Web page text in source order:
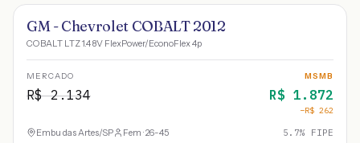
GM - Chevrolet COBALT 2012
COBALT LTZ 1.4 8V FlexPower/EconoFlex 4p
MERCADO
R$2.134
MSMB
R$ 1.872
−R$ 262
Embu das Artes/SP Fem · 26-45 5.7% FIPE